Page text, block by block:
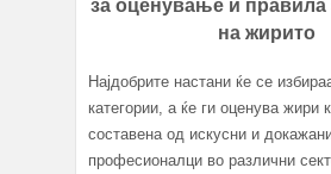
за оценување и правила
на жирито
Најдобрите настани ќе се
категории, а ќе ги оценува жири
составена од искусни и
професионалци во различни